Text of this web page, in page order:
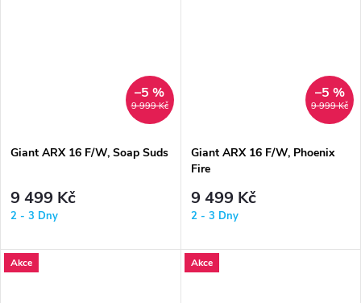
9 999 Kč
–5 %
Giant ARX 16 F/W, Soap Suds
9 499 Kč
2 - 3 Dny
9 999 Kč
–5 %
Giant ARX 16 F/W, Phoenix
Fire
9 499 Kč
2 - 3 Dny
Akce Akce